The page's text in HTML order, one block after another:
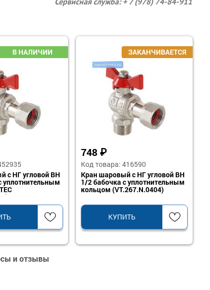
с НГ угловой ВН
уплотнительным
748 ₽
Код товара: 416590
Кран шаровый с НГ угловой ВН
1/2 бабочка с уплотнительным
кольцом (VT.267.N.0404)
КУПИТЬ
и отзывы